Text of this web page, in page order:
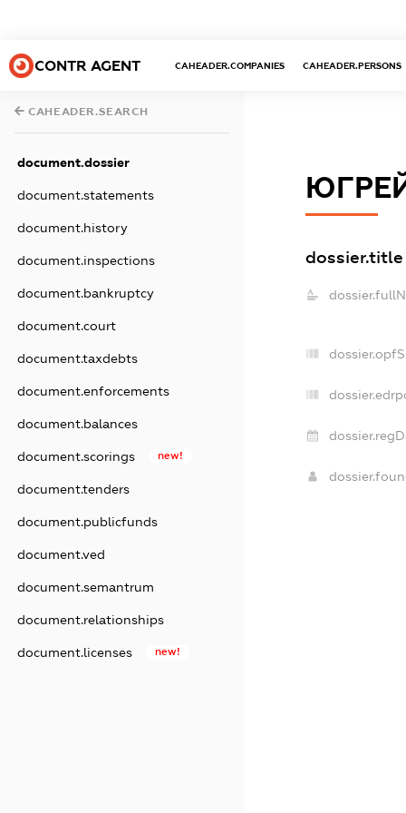
CONTR AGENT CAHEADER.COMPANIES CAHEADER.PERSONS
CAHEADER.SEARCH
document.dossier
document.statements
document.history
document.inspections
document.bankruptcy
document.court
document.taxdebts
document.enforcements
document.balances
document.scorings new!
document.tenders
document.publicfunds
document.ved
document.semantrum
document.relationships
document.licenses new!
dossier.title